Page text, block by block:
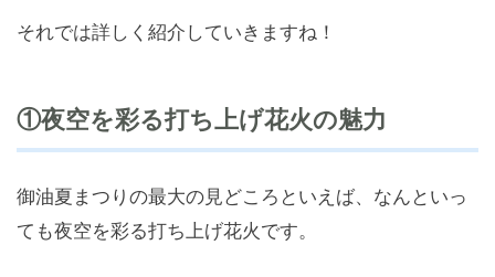
それでは詳しく紹介していきますね！
①夜空を彩る打ち上げ花火の魅力
御油夏まつりの最大の見どころといえば、なんといっ
ても夜空を彩る打ち上げ花火です。